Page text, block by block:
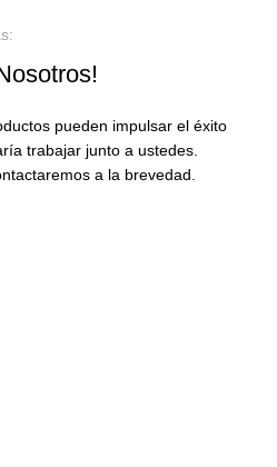
pueden impulsar el éxito
trabajar junto a ustedes.
a la brevedad.